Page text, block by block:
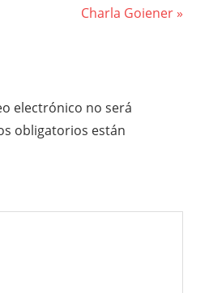
Next
Charla Goiener
electrónico no será
obligatorios están